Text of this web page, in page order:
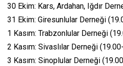
30 Ekim: Kars, Ardahan, Iğdır
31 Ekim: Giresunlular Derneği
1 Kasım: Trabzonlular Derneği
2 Kasım: Sivaslılar Derneği
3 Kasım: Sinoplular Derneği